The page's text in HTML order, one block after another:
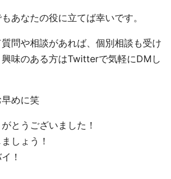
あなたの役に立てば幸いです。
問や相談があれば、個別相談も受け
味のある方はTwitterで気軽にDMし
めに笑
とうございました！
しょう！
！